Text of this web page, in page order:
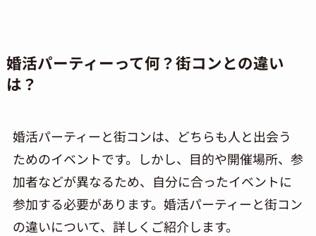
婚活パーティーって何？街コンとの違い
は？
婚活パーティーと街コンは、どちらも人と出会う
ためのイベントです。しかし、目的や開催場所、参
加者などが異なるため、自分に合ったイベントに
参加する必要があります。婚活パーティーと街コン
の違いについて、詳しくご紹介します。